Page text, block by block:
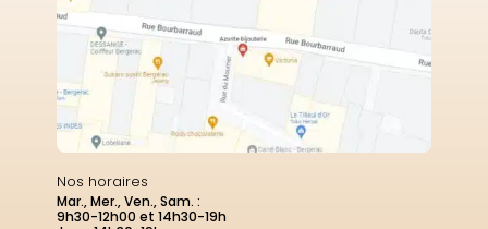
Nos horaires
Mar., Mer., Ven., Sam. :
9h30-12h00 et 14h30-19h